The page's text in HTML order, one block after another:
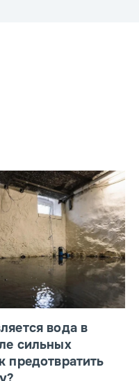
вода в
сильных
предотвратить